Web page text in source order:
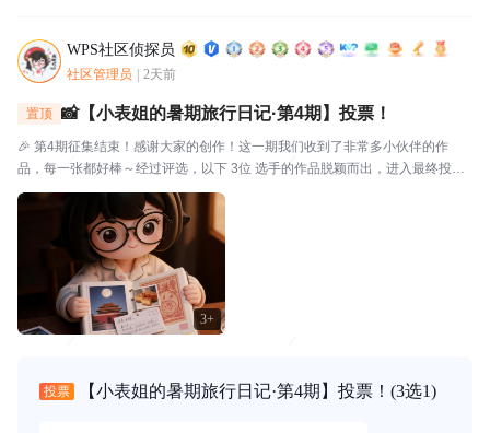
WPS社区侦探员
社区管理员 2天前
3+
置顶 📸【小表姐的暑期旅行日记·第4期】投票！
🎉 第4期征集结束！感谢大家的创作！这一期我们收到了非常多小伙伴的作
品，每一张都好棒～经过评选，以下 3位 选手的作品脱颖而出，进入最终投
票！🗳️ 入选作品🔴作品编号.01：【故宫月色·手帐拾光】创作者：帅羊帅提示
词/思路：小表姐穿着家居装，坐在在家中的书...
投票 【小表姐的暑期旅行日记·第4期】投票！ (3选1)